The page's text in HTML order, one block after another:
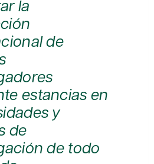
la
de
estancias en
y
de
de todo